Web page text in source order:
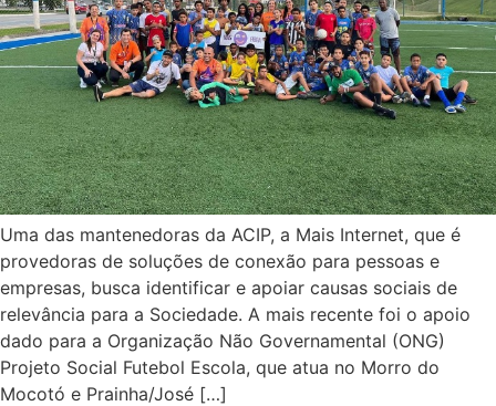
Uma das mantenedoras da ACIP, a Mais Internet, que é
provedoras de soluções de conexão para pessoas e
empresas, busca identificar e apoiar causas sociais de
relevância para a Sociedade. A mais recente foi o apoio
dado para a Organização Não Governamental (ONG)
Projeto Social Futebol Escola, que atua no Morro do
Mocotó e Prainha/José […]